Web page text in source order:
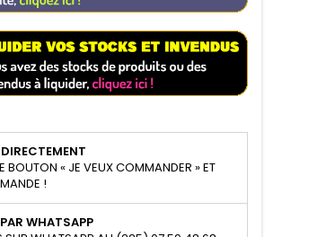
BOUTON « JE VEUX COMMANDER » ET
!
WHATSAPP